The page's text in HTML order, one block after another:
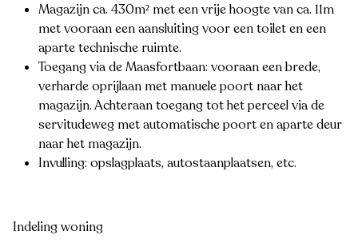
Magazijn ca. 430m² met een vrije hoogte van ca. 11m
met vooraan een aansluiting voor een toilet en een
aparte technische ruimte.
Toegang via de Maasfortbaan: vooraan een brede,
verharde oprijlaan met manuele poort naar het
magazijn. Achteraan toegang tot het perceel via de
servitudeweg met automatische poort en aparte deur
naar het magazijn.
Invulling: opslagplaats, autostaanplaatsen, etc.
Indeling woning